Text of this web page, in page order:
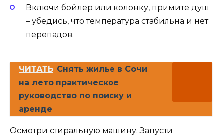
Включи бойлер или колонку, примите душ
– убедись, что температура стабильна и нет
перепадов.
ЧИТАТЬ Снять жилье в Сочи
на лето практическое
руководство по поиску и
аренде
Осмотри стиральную машину. Запусти